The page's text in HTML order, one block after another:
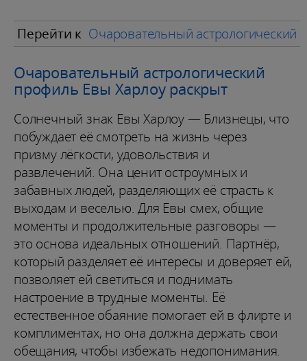
Перейти к Очаровательный астрологический
Очаровательный астрологический
профиль Евы Харлоу раскрыт
Солнечный знак Евы Харлоу — Близнецы, что
побуждает её смотреть на жизнь через
призму лёгкости, удовольствия и
развлечений. Она ценит остроумных и
забавных людей, разделяющих её страсть к
выходам и веселью. Для Евы смех, общие
моменты и продолжительные разговоры —
это основа идеальных отношений. Партнёр,
который разделяет её интересы и доверяет ей,
позволяет ей светиться и поднимать
настроение в трудные моменты. Её
естественное обаяние помогает ей в флирте и
комплиментах, но она должна держать свои
обещания, чтобы избежать недопонимания.